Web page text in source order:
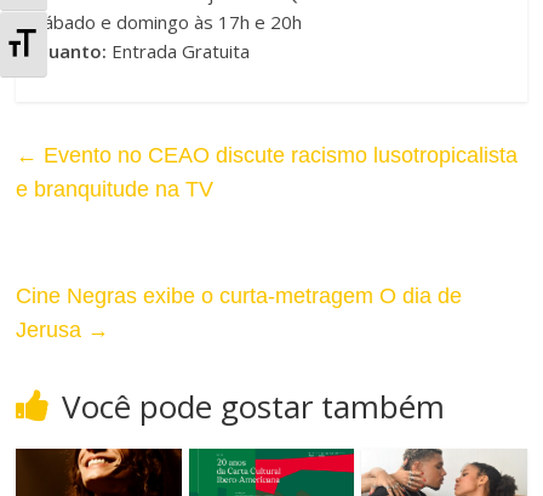
t
A
e
n
a
sábado e domingo às 17h e 20h
Quanto: Entrada Gratuita
← Evento no CEAO discute racismo lusotropicalista
e branquitude na TV
Cine Negras exibe o curta-metragem O dia de
Jerusa →
Você pode gostar também